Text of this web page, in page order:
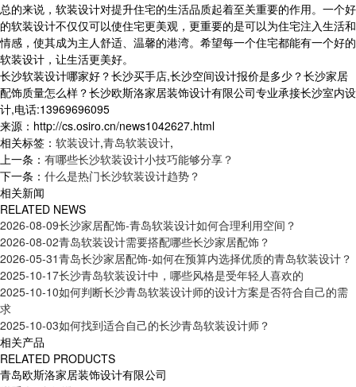
总的来说，软装设计对提升住宅的生活品质起着至关重要的作用。一个好
的软装设计不仅仅可以使住宅更美观，更重要的是可以为住宅注入生活和
情感，使其成为主人舒适、温馨的港湾。希望每一个住宅都能有一个好的
软装设计，让生活更美好。
长沙软装设计哪家好？长沙买手店,长沙空间设计报价是多少？长沙家居
配饰质量怎么样？长沙欧斯洛家居装饰设计有限公司专业承接长沙室内设
计,电话:13969696095
来源：http://cs.osiro.cn/news1042627.html
相关标签： 软装设计,青岛软装设计,
上一条： 有哪些长沙软装设计小技巧能够分享？
下一条： 什么是热门长沙软装设计趋势？
相关新闻
RELATED NEWS
2026-08-09长沙家居配饰-青岛软装设计如何合理利用空间？
2026-08-02青岛软装设计需要搭配哪些长沙家居配饰？
2026-05-31青岛长沙家居配饰-如何在预算内选择优质的青岛软装设计？
2025-10-17长沙青岛软装设计中，哪些风格是受年轻人喜欢的
2025-10-10如何判断长沙青岛软装设计师的设计方案是否符合自己的需
求
2025-10-03如何找到适合自己的长沙青岛软装设计师？
相关产品
RELATED PRODUCTS
青岛欧斯洛家居装饰设计有限公司